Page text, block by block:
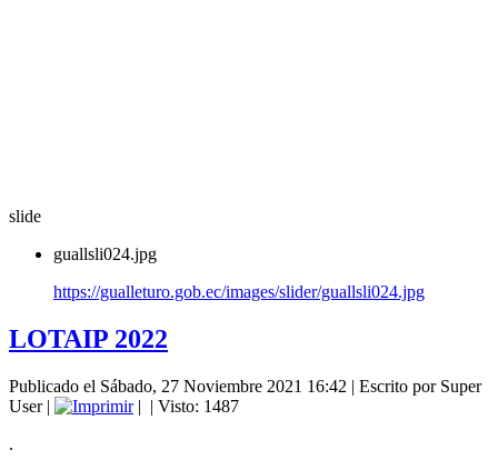
slide
guallsli024.jpg
https://gualleturo.gob.ec/images/slider/guallsli024.jpg
LOTAIP 2022
Publicado el Sábado, 27 Noviembre 2021 16:42 | Escrito por Super
User| | | Visto: 1487
.